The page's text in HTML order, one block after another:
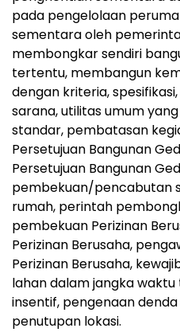
pada pengelolaan
sementara oleh
membongkar sendiri
tertentu, membangun
dengan kriteria,
sarana, utilitas umum
standar, pembatasan
Persetujuan Bangunan
Persetujuan Bangunan
pembekuan/pencabutan
rumah, perintah
pembekuan Perizinan
Perizinan Berusaha,
Perizinan Berusaha,
lahan dalam jangka
insentif, pengenaan
penutupan lokasi.